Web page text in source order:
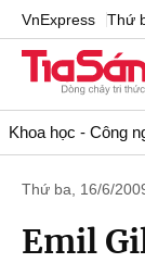
VnExpress Thứ
Khoa học - Công
Thứ ba, 16/6/
Emil